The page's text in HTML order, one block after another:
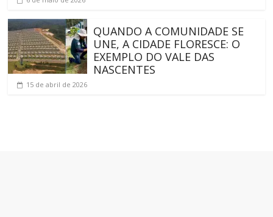
QUANDO A COMUNIDADE SE
UNE, A CIDADE FLORESCE: O
EXEMPLO DO VALE DAS
NASCENTES
15 de abril de 2026